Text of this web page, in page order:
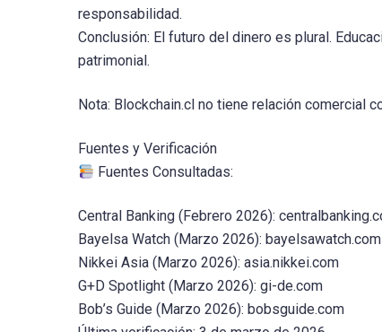
responsabilidad.
Conclusión: El futuro del dinero es plural.
patrimonial.
Nota: Blockchain.cl no tiene relación comercial
Fuentes y Verificación
Fuentes Consultadas:
Central Banking (Febrero 2026):
Bayelsa Watch (Marzo 2026): bayelsawatch.com
Nikkei Asia (Marzo 2026): asia.nikkei.com
G+D Spotlight (Marzo 2026): gi-de.com
Bob’s Guide (Marzo 2026): bobsguide.com